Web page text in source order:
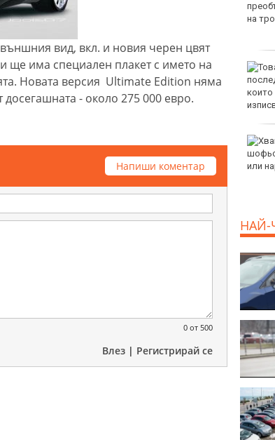
вид, вкл. и новия черен цвят
ще има специален плакет с името на
Новата версия Ultimate Edition няма
- около 275 000 евро.
Напиши коментар
0 от 500
Влез | Регистрирай се
Това са последните дни,
в които цените ще се
изписват в лева и в
евро по закон
наркотици
НАЙ-